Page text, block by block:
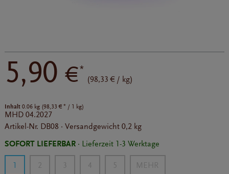
5,90€*
(98,33 € / kg)
Inhalt 0.06 kg (98,33 € */ 1 kg)
MHD 04.2027
Artikel-Nr. DB08 · Versandgewicht 0,2 kg
SOFORT LIEFERBAR· Lieferzeit 1-3 Werktage
1 2 3 4 5